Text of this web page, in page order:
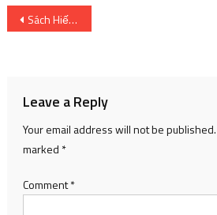
Post
Sách Hiếm Taikoo – Siêu phẩm lấy cảm hứng từ Sơn Hải Kinh
Leave a Reply
Your email address will not be published.
marked *
Comment*